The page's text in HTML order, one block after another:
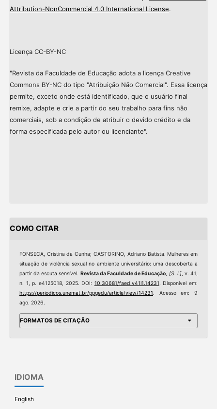
Attribution-NonCommercial 4.0 International License.
Licença CC-BY-NC
"Revista da Faculdade de Educação adota a licença Creative
Commons BY-NC do tipo "Atribuição Não Comercial". Essa licença
permite, exceto onde está identificado, que o usuário final
remixe, adapte e crie a partir do seu trabalho para fins não
comerciais, sob a condição de atribuir o devido crédito e da
forma especificada pelo autor ou licenciante".
COMO CITAR
FONSECA, Cristina da Cunha; CASTORINO, Adriano Batista. Mulheres em
situação de violência sexual no ambiente universitário: uma descoberta a
partir da escuta sensível. Revista da Faculdade de Educação, [S. l.], v. 41,
n. 1, p. e4125018, 2025. DOI: 10.30681/faed.v41i1.14231. Disponível em:
https://periodicos.unemat.br/ppgedu/article/view/14231. Acesso em: 9
ago. 2026.
FORMATOS DE CITAÇÃO
IDIOMA
English